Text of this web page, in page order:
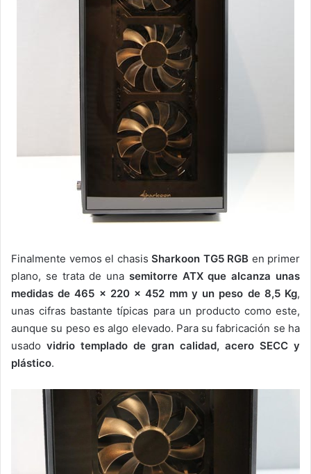
Finalmente vemos el chasis Sharkoon TG5 RGB en primer
plano, se trata de una semitorre ATX que alcanza unas
medidas de 465 x 220 x 452 mm y un peso de 8,5 Kg,
unas cifras bastante típicas para un producto como este,
aunque su peso es algo elevado. Para su fabricación se ha
usado vidrio templado de gran calidad, acero SECC y
plástico.